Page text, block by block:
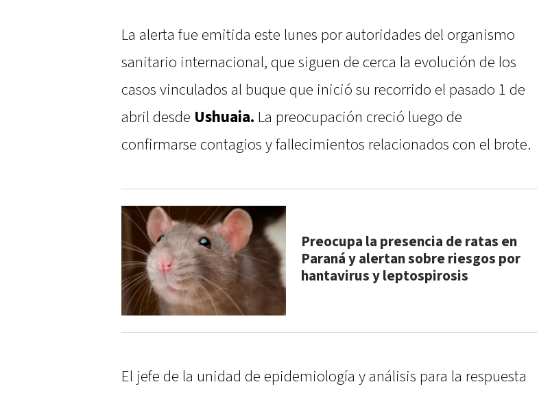
La alerta fue emitida este lunes por autoridades del organismo
sanitario internacional, que siguen de cerca la evolución de los
casos vinculados al buque que inició su recorrido el pasado 1 de
abril desde Ushuaia. La preocupación creció luego de
confirmarse contagios y fallecimientos relacionados con el brote.
Preocupa la presencia de ratas en
Paraná y alertan sobre riesgos por
hantavirus y leptospirosis
El jefe de la unidad de epidemiología y análisis para la respuesta